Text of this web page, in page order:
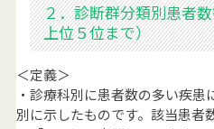
２．診断群分類別患者
上位５位まで）
＜定義＞
・診療科別に患者数の多い疾
別に示したものです。該当患者